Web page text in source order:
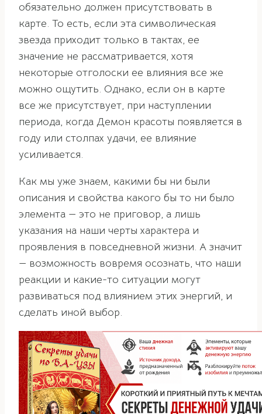
обязательно должен присутствовать в
карте. То есть, если эта символическая
звезда приходит только в тактах, ее
значение не рассматривается, хотя
некоторые отголоски ее влияния все же
можно ощутить. Однако, если он в карте
все же присутствует, при наступлении
периода, когда Демон красоты появляется в
году или столпах удачи, ее влияние
усиливается.
Как мы уже знаем, какими бы ни были
описания и свойства какого бы то ни было
элемента — это не приговор, а лишь
указания на наши черты характера и
проявления в повседневной жизни. А значит
— возможность вовремя осознать, что наши
реакции и какие-то ситуации могут
развиваться под влиянием этих энергий, и
сделать иной выбор.